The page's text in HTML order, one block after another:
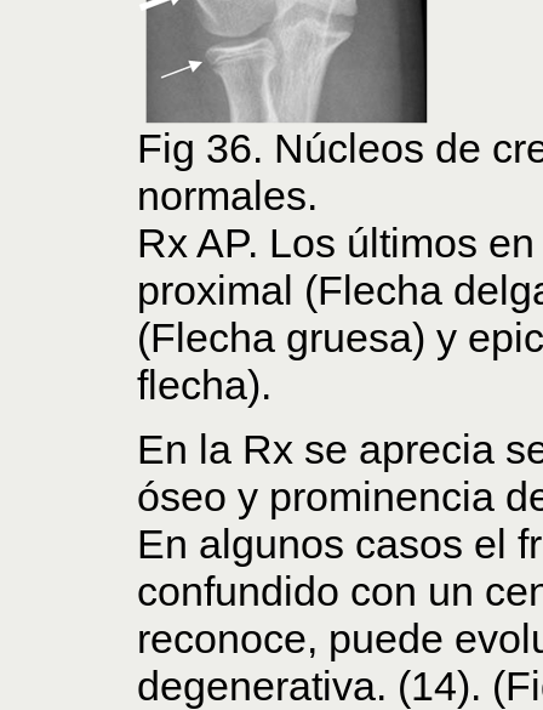
Fig 36. Núcleos de
normales.
Rx AP. Los últimos
proximal (Flecha
(Flecha gruesa) y
flecha).
En la Rx se aprecia
óseo y prominencia
En algunos casos el
confundido con un
reconoce, puede
degenerativa. (14).